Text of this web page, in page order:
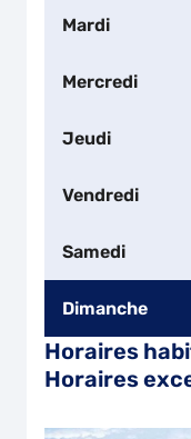
Mardi
Mercredi
Jeudi
Vendredi
Samedi
Dimanche
Horaires
Horaires